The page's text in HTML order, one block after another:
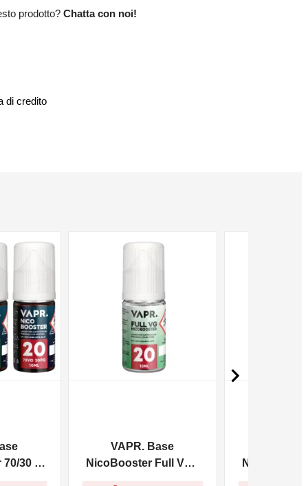
prodotto? Chatta con noi!
di credito
30 -
VAPR. Base
NicoBooster Full VG -
